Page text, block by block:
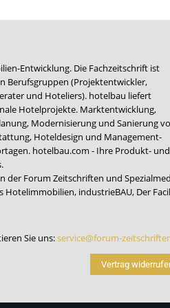
Entwicklung. Die Fachzeitschrift ist
Berufsgruppen (Projektentwickler,
und Hoteliers). hotelbau liefert
Hotelprojekte. Marktentwicklung,
Modernisierung und Sanierung
Hoteldesign und Management-
hotelbau.com - Ihre Produkt- und
der Forum Zeitschriften und
Hotelimmobilien, industrieBAU, Der
Sie uns:service@forum-
Vertrag